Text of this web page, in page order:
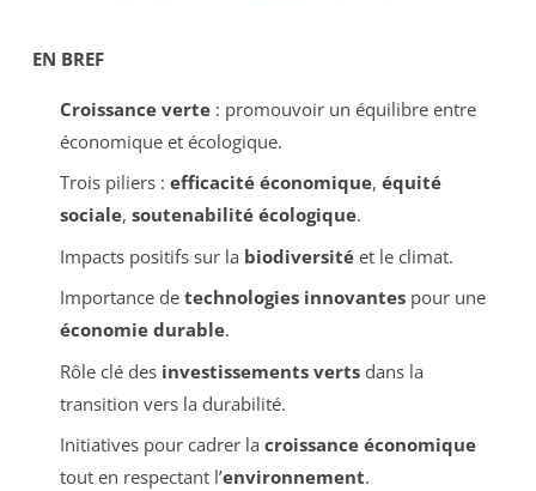
EN BREF
Croissance verte: promouvoir un équilibre entre
économique et écologique.
Trois piliers : efficacité économique, équité
sociale, soutenabilité écologique.
Impacts positifs sur la biodiversitéet le climat.
Importance de technologies innovantespour une
économie durable.
Rôle clé des investissements vertsdans la
transition vers la durabilité.
Initiatives pour cadrer la croissance économique
tout en respectant l’environnement.